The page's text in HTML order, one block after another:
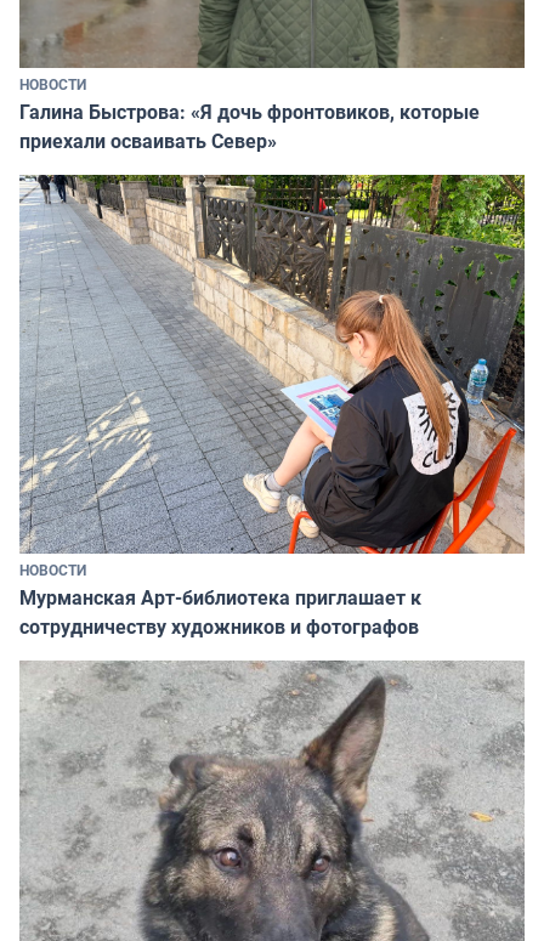
НОВОСТИ
Галина Быстрова: «Я дочь фронтовиков, которые
приехали осваивать Север»
НОВОСТИ
Мурманская Арт-библиотека приглашает к
сотрудничеству художников и фотографов